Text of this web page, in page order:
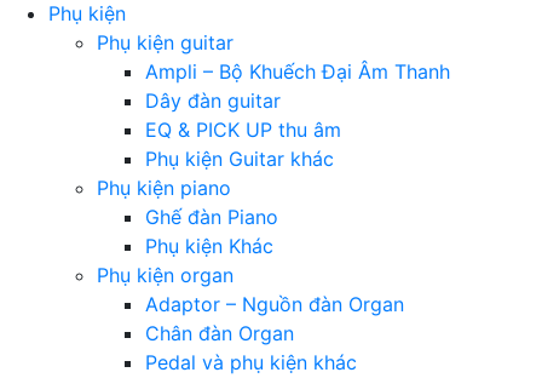
Phụ kiện
Phụ kiện guitar
Ampli – Bộ Khuếch Đại Âm Thanh
Dây đàn guitar
EQ & PICK UP thu âm
Phụ kiện Guitar khác
Phụ kiện piano
Ghế đàn Piano
Phụ kiện Khác
Phụ kiện organ
Adaptor – Nguồn đàn Organ
Chân đàn Organ
Pedal và phụ kiện khác